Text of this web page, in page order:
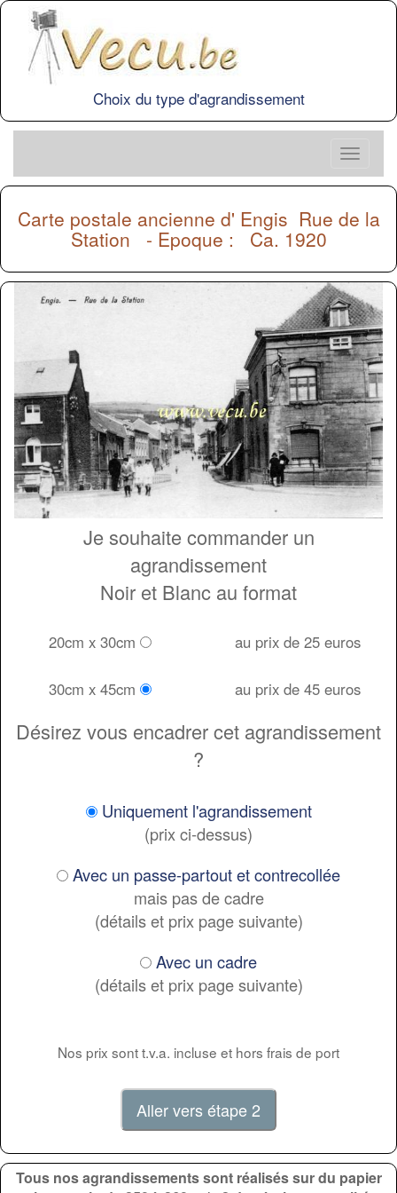
Choix du type d'agrandissement
Carte postale ancienne d' Engis Rue de la
Station - Epoque : Ca. 1920
Je souhaite commander un
agrandissement
Noir et Blanc au format
20cm x 30cm au prix de 25 euros
30cm x 45cm au prix de 45 euros
Désirez vous encadrer cet agrandissement
?
Uniquement l'agrandissement
(prix ci-dessus)
Avec un passe-partout et contrecollée
mais pas de cadre
(détails et prix page suivante)
Avec un cadre
(détails et prix page suivante)
Nos prix sont t.v.a. incluse et hors frais de port
Tous nos agrandissements sont réalisés sur du papier